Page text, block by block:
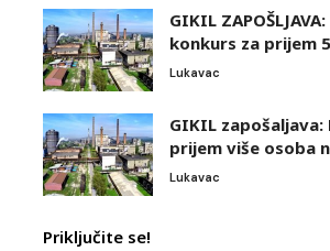
GIKIL
konkurs za prijem
Lukavac
GIKIL zapošaljava:
prijem više osoba
Lukavac
Priključite se!